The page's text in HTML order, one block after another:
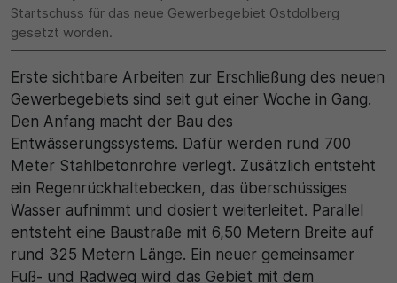
Startschuss für das neue Gewerbegebiet Ostdolberg
gesetzt worden.
Erste sichtbare Arbeiten zur Erschließung des neuen
Gewerbegebiets sind seit gut einer Woche in Gang.
Den Anfang macht der Bau des
Entwässerungssystems. Dafür werden rund 700
Meter Stahlbetonrohre verlegt. Zusätzlich entsteht
ein Regenrückhaltebecken, das überschüssiges
Wasser aufnimmt und dosiert weiterleitet. Parallel
entsteht eine Baustraße mit 6,50 Metern Breite auf
rund 325 Metern Länge. Ein neuer gemeinsamer
Fuß- und Radweg wird das Gebiet mit dem
30 Minuten
Zweck
Wird für statistische Zwecke verwendet, um
vorübergehende Daten des Besuchs zu speichern.